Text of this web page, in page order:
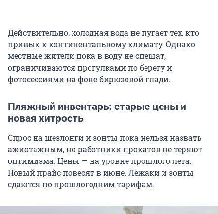
Действительно, холодная вода не пугает тех, кто
привык к континентальному климату. Однако
местные жители пока в воду не спешат,
ограничиваются прогулками по берегу и
фотосессиями на фоне бирюзовой глади.
Пляжный инвентарь: старые цены и
новая хитрость
Спрос на шезлонги и зонты пока нельзя назвать
ажиотажным, но работники прокатов не теряют
оптимизма. Цены — на уровне прошлого лета.
Новый прайс повесят в июне. Лежаки и зонты
сдаются по прошлогодним тарифам.